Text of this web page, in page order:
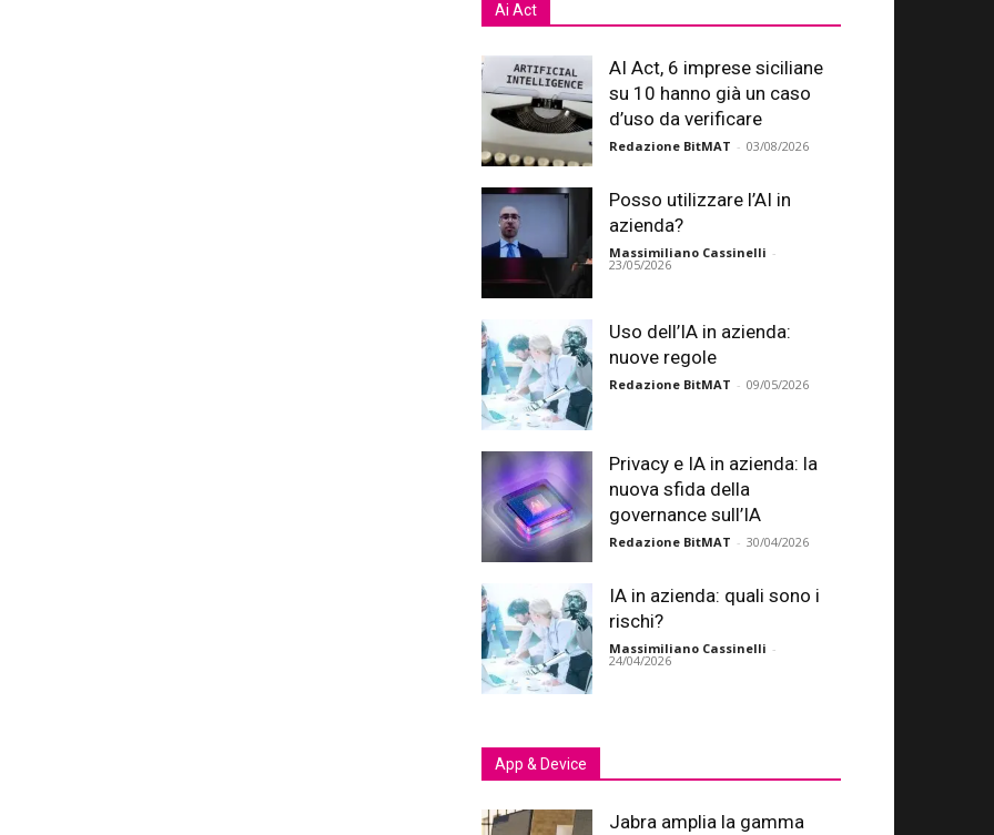
Ai Act
AI Act, 6 imprese siciliane
su 10 hanno già un caso
d’uso da verificare
Redazione BitMAT - 03/08/2026
Posso utilizzare l’AI in
azienda?
Massimiliano Cassinelli -
23/05/2026
Uso dell’IA in azienda:
nuove regole
Redazione BitMAT - 09/05/2026
Privacy e IA in azienda: la
nuova sfida della
governance sull’IA
Redazione BitMAT - 30/04/2026
IA in azienda: quali sono i
rischi?
Massimiliano Cassinelli -
24/04/2026
App & Device
Jabra amplia la gamma